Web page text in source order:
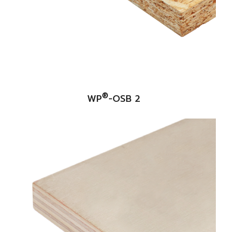
WP®-OSB 2